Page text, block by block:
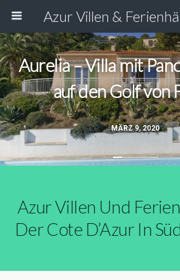
MÄRZ 9, 2020
Aurelia – Villa mit
auf den Golf von
Azur Villen Und
Der Cote D’Azur In